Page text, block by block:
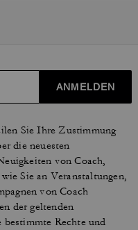
ANMELDEN
Sie Ihre Zustimmung
die neuesten
von Coach,
Sie an Veranstaltungen,
von Coach
der geltenden
bestimmte Rechte und